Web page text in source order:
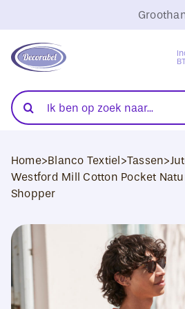
naar
inhoud
Folies
Transferpersen
Sublimatie
Blanco Textiel
Hobby Artikelen
DTF Transfers
Zoeken
naar:
Home>Blanco Textiel>Tassen>
Westford Mill Cotton Pocket
Shopper